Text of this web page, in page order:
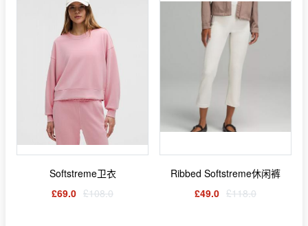
Softstreme卫衣
£69.0 £108.0
Ribbed Softstreme休闲裤
£49.0 £118.0